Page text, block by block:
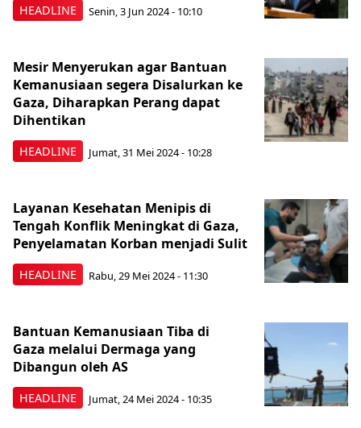
HEADLINE Senin, 3 Jun 2024 - 10:10
HEADLINE
Mesir Menyerukan agar Bantuan
Kemanusiaan segera Disalurkan ke
Gaza, Diharapkan Perang dapat
Dihentikan
Jumat, 31 Mei 2024 - 10:28
HEADLINE
Layanan Kesehatan Menipis di
Tengah Konflik Meningkat di Gaza,
Penyelamatan Korban menjadi Sulit
Rabu, 29 Mei 2024 - 11:30
HEADLINE
Bantuan Kemanusiaan Tiba di
Gaza melalui Dermaga yang
Dibangun oleh AS
Jumat, 24 Mei 2024 - 10:35